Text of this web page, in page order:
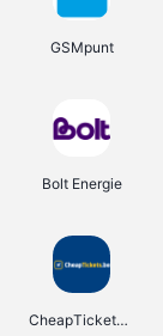
GSMpunt
Bolt Energie
CheapTickets.be